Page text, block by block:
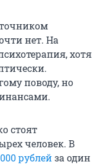
нет. На
хотя
поводу, но
стоят
человек. В
рублейза один